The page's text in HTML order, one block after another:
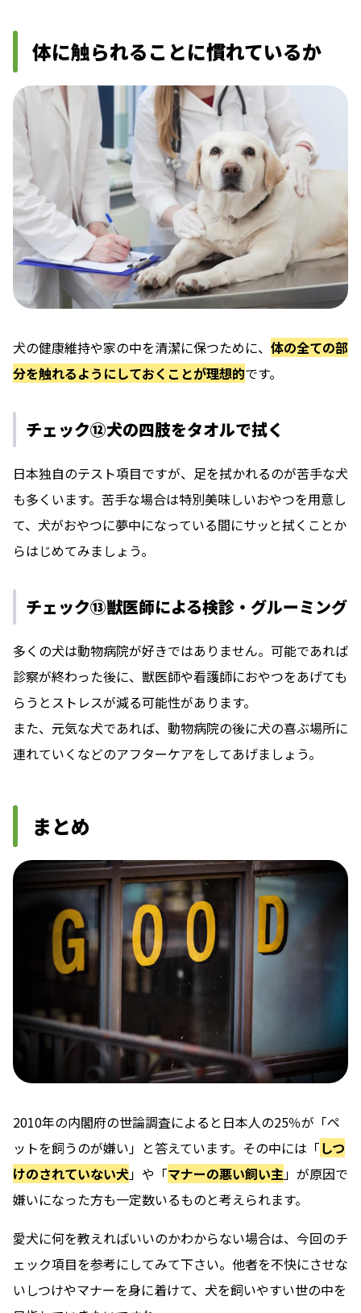
体に触られることに慣れているか
犬の健康維持や家の中を清潔に保つために、 体の全ての部
分を触れるようにしておくことが理想的です。
チェック⑫犬の四肢をタオルで拭く
日本独自のテスト項目ですが、足を拭かれるのが苦手な犬
も多くいます。苦手な場合は特別美味しいおやつを用意し
て、犬がおやつに夢中になっている間にサッと拭くことか
らはじめてみましょう。
チェック⑬獣医師による検診・グルーミング
多くの犬は動物病院が好きではありません。可能であれば
診察が終わった後に、獣医師や看護師におやつをあげても
らうとストレスが減る可能性があります。
また、元気な犬であれば、動物病院の後に犬の喜ぶ場所に
連れていくなどのアフターケアをしてあげましょう。
まとめ
2010年の内閣府の世論調査によると日本人の25％が「ペ
ットを飼うのが嫌い」と答えています。その中には「しつ
けのされていない犬」や「マナーの悪い飼い主」が原因で
嫌いになった方も一定数いるものと考えられます。
愛犬に何を教えればいいのかわからない場合は、今回のチ
ェック項目を参考にしてみて下さい。他者を不快にさせな
いしつけやマナーを身に着けて、犬を飼いやすい世の中を